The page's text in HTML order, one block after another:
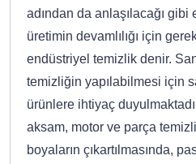
adından da anlaşılacağı
üretimin devamlılığı için
endüstriyel temizlik denir.
temizliğin yapılabilmesi için
ürünlere ihtiyaç
aksam, motor ve parça
boyaların çıkartılmasında,